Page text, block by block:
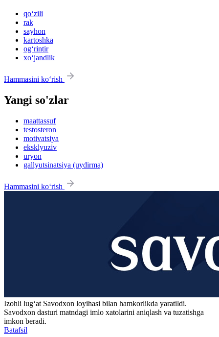
qo‘zili
rak
sayhon
kartoshka
og‘rintir
xo‘jandlik
Hammasini ko‘rish
Yangi so'zlar
maattassuf
testosteron
motivatsiya
eksklyuziv
uryon
gallyutsinatsiya (uydirma)
Hammasini ko‘rish
Izohli lugʻat Savodxon loyihasi bilan hamkorlikda yaratildi.
Savodxon dasturi matndagi imlo xatolarini aniqlash va tuzatishga
imkon beradi.
Batafsil